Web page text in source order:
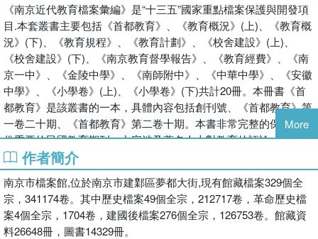
《南京近代教育檔案彙編》是“十三五”國家重點檔案保護與開發項
目.本套叢書主要包括《首都教育》、《教育概況》(上)、《教育概
況》(下)、《教育規程》、《教育計劃》、《校舍建設》(上)、
《校舍建設》(下)、《南京教育督學報告》、《教育經費》、《南
京一中》、《金陵中學》、《南師附中》、《中華中學》、《安徽
中學》、《小學卷》(上)、《小學卷》(下)共計20冊。本冊書《首
都教育》是該叢書的一本，具體內容包括創刊號、《首都教育》第
一卷二十期、《首都教育》第二卷十期。本書非常完整的保留了這
份重要的民國教育期刊，內容涉及著名人士對教育的評論，民國政
府對於教育的方針政策，還有一些習題和講義。通過本書可以一窺
民國教育的真實情況。本套叢書按照編委會、序、目錄、正文等體
例彙集成冊。
More
作者簡介
南京市檔案館,位於南京市建鄴區夢都大街,現有館藏檔案329個全
宗，341174卷。其中歷史檔案49個全宗，212717卷，革命歷史檔
案4個全宗，1704卷，建國後檔案276個全宗，126753卷。館藏資
料26648冊，圖書14329冊。